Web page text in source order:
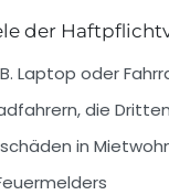
der
Laptop oder
die
in